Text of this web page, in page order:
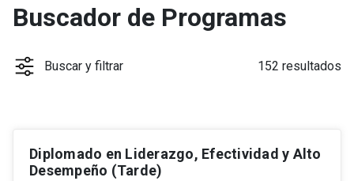
Buscador de Programas
Buscar y filtrar 152 resultados
Tipo keyboard_arrow_down
Diplomado en Liderazgo, Efectividad y Alto
Desempeño (Tarde)